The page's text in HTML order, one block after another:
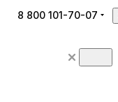
8 800 101-70-07